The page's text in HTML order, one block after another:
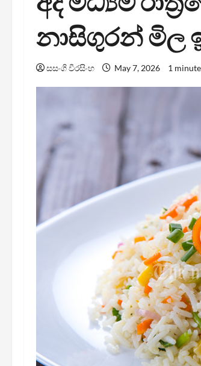
නාසිගුරන් මිල
සසංගි වීරසිංහ May 7, 2026 1